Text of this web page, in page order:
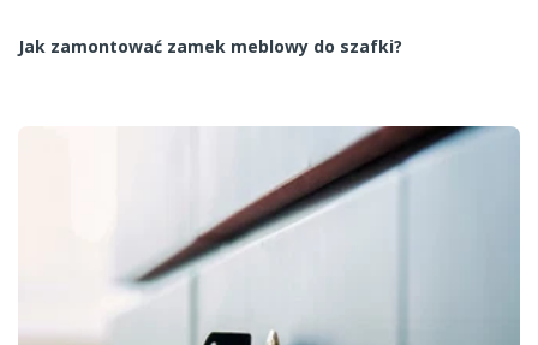
Jak zamontować zamek meblowy do szafki?